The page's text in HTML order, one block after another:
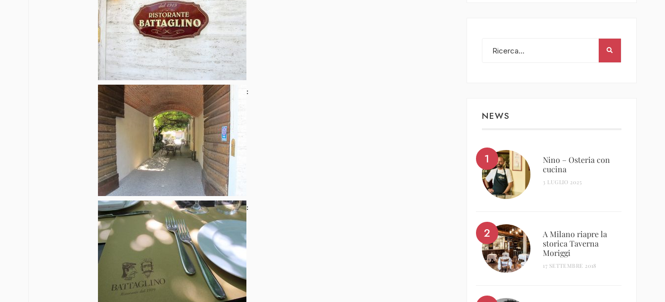
NEWS
Nino – Osteria con
cucina
3 LUGLIO 2025
A Milano riapre la
storica Taverna
Moriggi
17 SETTEMBRE 2018